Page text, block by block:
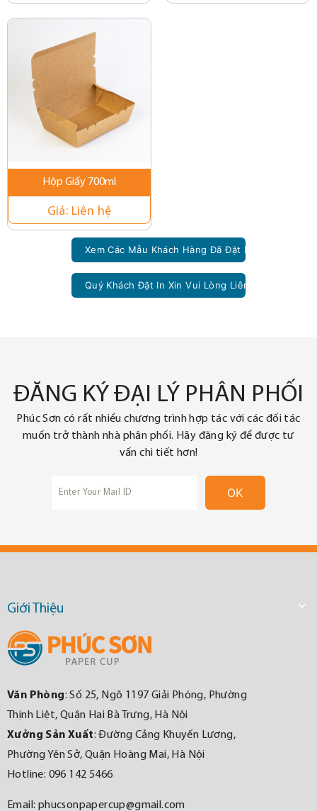
Hộp Giấy 700ml
Giá: Liên hệ
Xem Các Mẫu Khách Hàng Đã Đặt In Theo Yêu
Quý Khách Đặt In Xin Vui Lòng Liên Hệ Với Dịch
ĐĂNG KÝ ĐẠI LÝ PHÂN PHỐI
Phúc Sơn có rất nhiều chương trình hợp tác với các đối tác
muốn trở thành nhà phân phối. Hãy đăng ký để được tư
vấn chi tiết hơn!
Giới Thiệu 
Văn Phòng: Số 25, Ngõ 1197 Giải Phóng, Phường
Thịnh Liệt, Quận Hai Bà Trưng, Hà Nội
Xưởng Sản Xuất: Đường Cảng Khuyến Lương,
Phường Yên Sở, Quận Hoàng Mai, Hà Nội
Hotline: 096 142 5466
Email: phucsonpapercup@gmail.com